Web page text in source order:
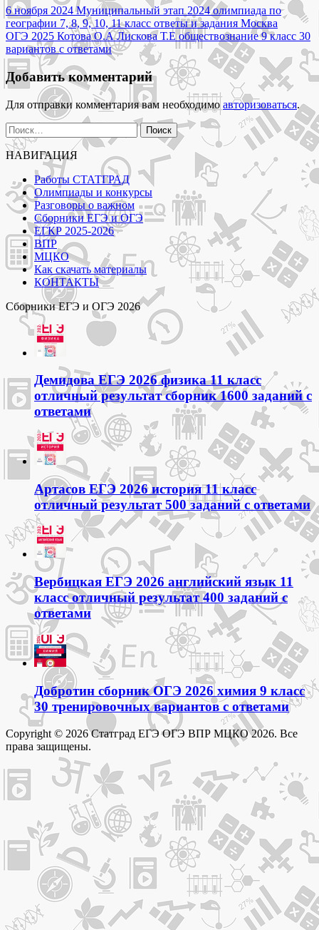
2025
задания
и
ответы"
Навигация
по
записям
6 ноября 2024 Муниципальный этап 2024 олимпиада по
географии 7, 8, 9, 10, 11 класс ответы и задания Москва
ОГЭ 2025 Котова О.А Лискова Т.Е обществознание 9 класс 30
вариантов с ответами
Добавить комментарий
Для отправки комментария вам необходимо авторизоваться.
Найти:
НАВИГАЦИЯ
Работы СТАТГРАД
Олимпиады и конкурсы
Разговоры о важном
Сборники ЕГЭ и ОГЭ
ЕГКР 2025-2026
ВПР
МЦКО
Как скачать материалы
КОНТАКТЫ
Сборники ЕГЭ и ОГЭ 2026
Демидова ЕГЭ 2026 физика 11 класс
отличный результат сборник 1600 заданий с
ответами
Артасов ЕГЭ 2026 история 11 класс
отличный результат 500 заданий с ответами
Вербицкая ЕГЭ 2026 английский язык 11
класс отличный результат 400 заданий с
ответами
Добротин сборник ОГЭ 2026 химия 9 класс
30 тренировочных вариантов с ответами
Copyright © 2026 Статград ЕГЭ ОГЭ ВПР МЦКО 2026. Все
права защищены.